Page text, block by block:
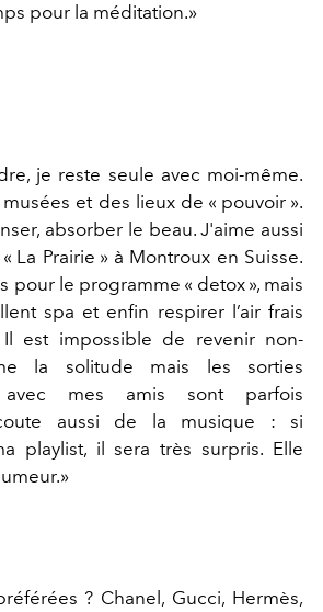
pour la méditation.»
je reste seule avec moi-même.
musées et des lieux de « pouvoir ».
absorber le beau. J'aime aussi
La Prairie » à Montroux en Suisse.
pour le programme « detox », mais
spa et enfin respirer l’air frais
Il est impossible de revenir non-
la solitude mais les sorties
avec mes amis sont parfois
aussi de la musique : si
playlist, il sera très surpris. Elle
? Chanel, Gucci, Hermès,